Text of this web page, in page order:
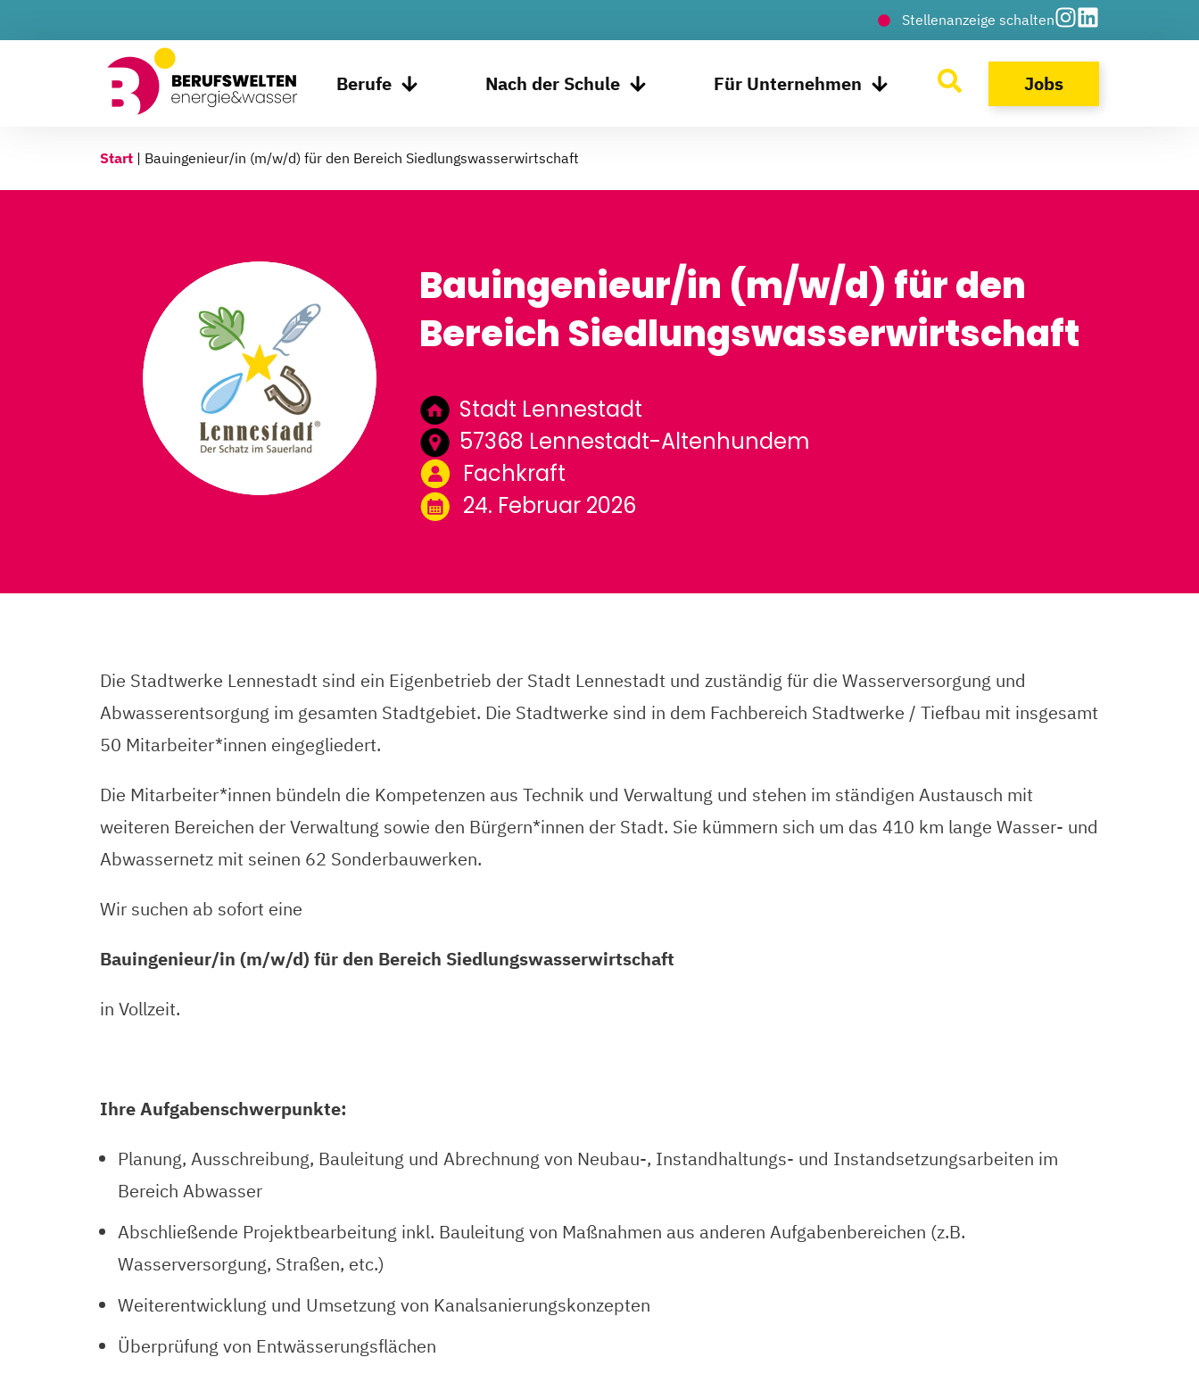
Stellenanzeige schalten
Berufe Nach der Schule Für Unternehmen Jobs
Start | Bauingenieur/in (m/w/d) für den Bereich Siedlungswasserwirtschaft
Bauingenieur/in (m/w/d) für den
Bereich Siedlungswasserwirtschaft
Stadt Lennestadt
57368 Lennestadt-Altenhundem
Fachkraft
24. Februar 2026
Die Stadtwerke Lennestadt sind ein Eigenbetrieb der Stadt Lennestadt und zuständig für die Wasserversorgung und
Abwasserentsorgung im gesamten Stadtgebiet. Die Stadtwerke sind in dem Fachbereich Stadtwerke / Tiefbau mit insgesamt
50 Mitarbeiter*innen eingegliedert.
Die Mitarbeiter*innen bündeln die Kompetenzen aus Technik und Verwaltung und stehen im ständigen Austausch mit
weiteren Bereichen der Verwaltung sowie den Bürgern*innen der Stadt. Sie kümmern sich um das 410 km lange Wasser- und
Abwassernetz mit seinen 62 Sonderbauwerken.
Wir suchen ab sofort eine
Bauingenieur/in (m/w/d) für den Bereich Siedlungswasserwirtschaft
in Vollzeit.
Ihre Aufgabenschwerpunkte:
Planung, Ausschreibung, Bauleitung und Abrechnung von Neubau-, Instandhaltungs- und Instandsetzungsarbeiten im
Bereich Abwasser
Abschließende Projektbearbeitung inkl. Bauleitung von Maßnahmen aus anderen Aufgabenbereichen (z.B.
Wasserversorgung, Straßen, etc.)
Weiterentwicklung und Umsetzung von Kanalsanierungskonzepten
Überprüfung von Entwässerungsflächen